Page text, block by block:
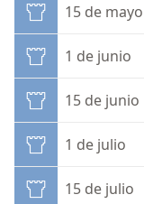
15 de mayo
1 de junio
15 de junio
1 de julio
15 de julio